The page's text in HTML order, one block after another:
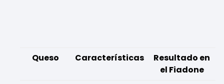
Queso Características
Resultado en
el Fiadone